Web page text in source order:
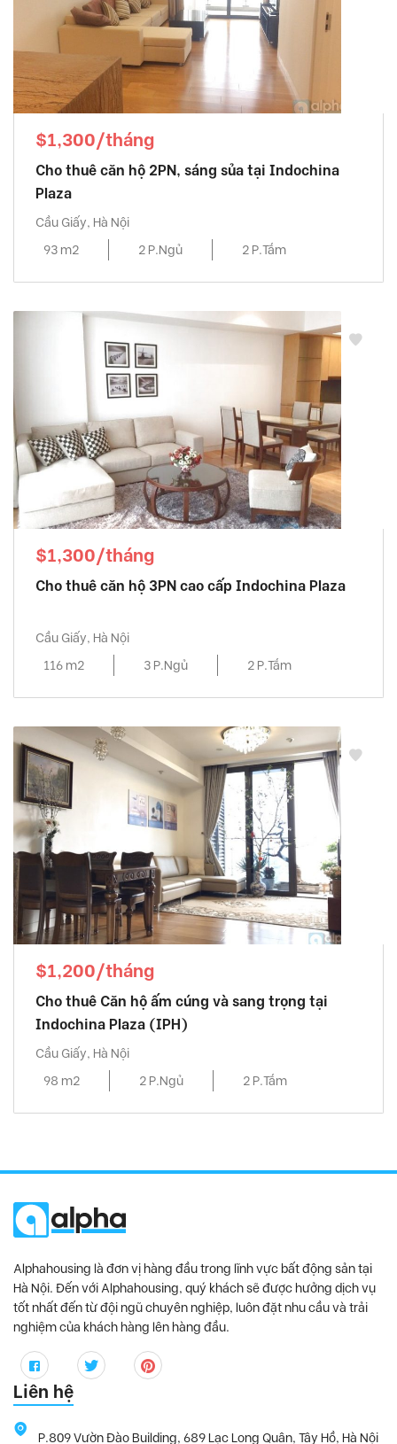
$1,300/tháng
Cho thuê căn hộ 2PN, sáng sủa tại Indochina
Plaza
Cầu Giấy, Hà Nội
93 m2
2 P.Ngủ 2 P.Tắm
$1,300/tháng
Cho thuê căn hộ 3PN cao cấp Indochina Plaza
Cầu Giấy, Hà Nội
116 m2
3 P.Ngủ 2 P.Tắm
$1,200/tháng
Cho thuê Căn hộ ấm cúng và sang trọng tại
Indochina Plaza (IPH)
Cầu Giấy, Hà Nội
98 m2
2 P.Ngủ 2 P.Tắm
Alphahousing là đơn vị hàng đầu trong lĩnh vực bất động sản tại
Hà Nội. Đến với Alphahousing, quý khách sẽ được hưởng dịch vụ
tốt nhất đến từ đội ngũ chuyên nghiệp, luôn đặt nhu cầu và trải
nghiệm của khách hàng lên hàng đầu.
Liên hệ
P.809 Vườn Đào Building, 689 Lạc Long Quân, Tây Hồ, Hà Nội